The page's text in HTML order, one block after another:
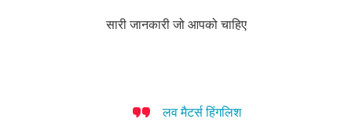
सारी जानकारी जो आपको चाहिए
लव मैटर्स हिंगलिश